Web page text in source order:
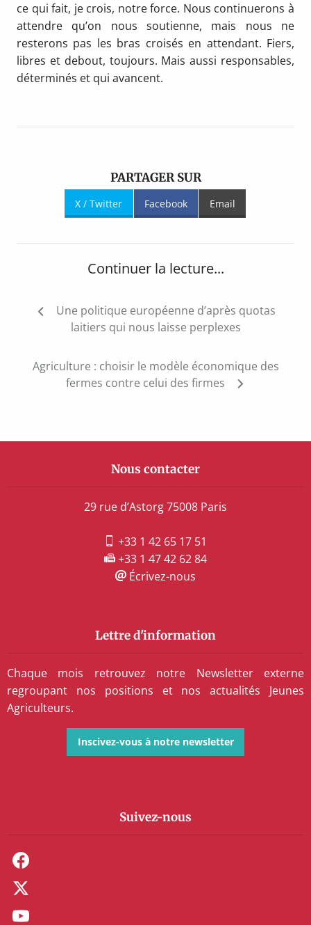
ce qui fait, je crois, notre force. Nous continuerons à
attendre qu’on nous soutienne, mais nous ne
resterons pas les bras croisés en attendant. Fiers,
libres et debout, toujours. Mais aussi responsables,
déterminés et qui avancent.
PARTAGER SUR
X / Twitter Facebook Email
Continuer la lecture...
Navigation
Une politique européenne d’après quotas
laitiers qui nous laisse perplexes
Agriculture : choisir le modèle économique des
fermes contre celui des firmes
Nous contacter
29 rue d’Astorg 75008 Paris
+33 1 42 65 17 51
+33 1 47 42 62 84
Écrivez-nous
Lettre d'information
Chaque mois retrouvez notre Newsletter externe
regroupant nos positions et nos actualités Jeunes
Agriculteurs.
Inscivez-vous à notre newsletter
Suivez-nous